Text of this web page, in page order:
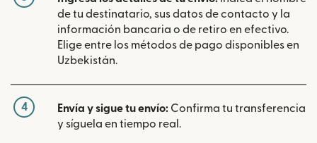
de tu destinatario, sus datos de contacto y la
información bancaria o de retiro en efectivo.
Elige entre los métodos de pago disponibles en
Uzbekistán.
4 Envía y sigue tu envío: Confirma tu transferencia
y síguela en tiempo real.